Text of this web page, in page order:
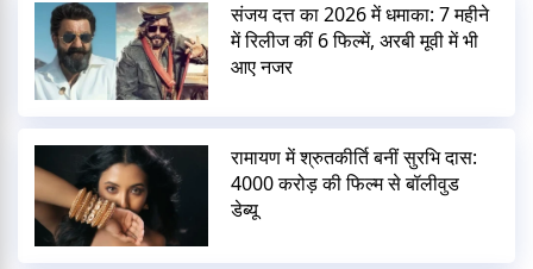
संजय दत्त का 2026 में धमाका: 7 महीने
में रिलीज कीं 6 फिल्में, अरबी मूवी में भी
आए नजर
रामायण में श्रुतकीर्ति बनीं सुरभि दास:
4000 करोड़ की फिल्म से बॉलीवुड
डेब्यू